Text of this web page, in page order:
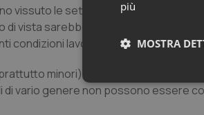
vissuto le settimane del
di vista sarebbe interessante riuscire
condizioni lavorative.
minori) costretti in casa
vario genere non possono essere
più
MOSTRA